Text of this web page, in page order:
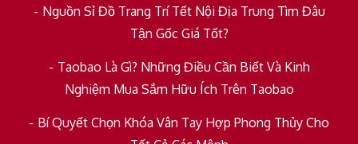
Nguồn Sỉ Đồ Trang Trí Tết Nội Địa Trung Tìm Đâu
Tận Gốc Giá Tốt?
Taobao Là Gì? Những Điều Cần Biết Và Kinh
Nghiệm Mua Sắm Hữu Ích Trên Taobao
Bí Quyết Chọn Khóa Vân Tay Hợp Phong Thủy Cho